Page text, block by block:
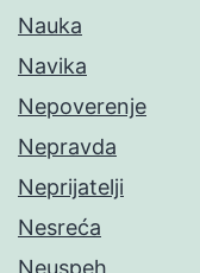
Nauka
Navika
Nepoverenje
Nepravda
Neprijatelji
Nesreća